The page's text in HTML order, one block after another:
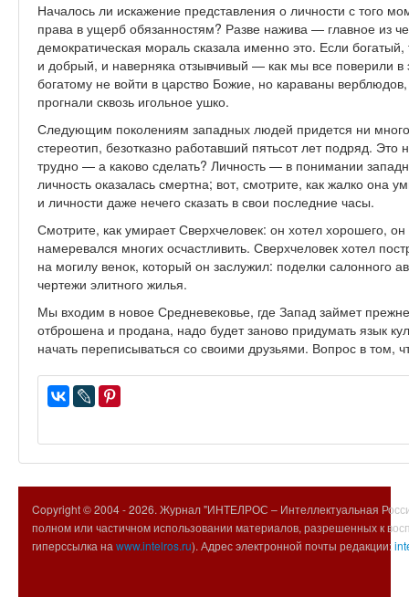
Началось ли искажение представления о личности с того
права в ущерб обязанностям? Разве нажива — главное из
демократическая мораль сказала именно это. Если
и добрый, и наверняка отзывчивый — как мы все поверили в
богатому не войти в царство Божие, но караваны
прогнали сквозь игольное ушко.
Следующим поколениям западных людей придется ни
стереотип, безотказно работавший пятьсот лет подряд. Это
трудно — а каково сделать? Личность — в понимании
личность оказалась смертна; вот, смотрите, как жалко она
и личности даже нечего сказать в свои последние часы.
Смотрите, как умирает Сверхчеловек: он хотел хорошего,
намеревался многих осчастливить. Сверхчеловек хотел
на могилу венок, который он заслужил: поделки салонного
чертежи элитного жилья.
Мы входим в новое Средневековье, где Запад займет
отброшена и продана, надо будет заново придумать язык
начать переписываться со своими друзьями. Вопрос в том,
Copyright © 2004 -2026. Журнал "ИНТЕЛРОС – Интеллектуальная
полном или частичном использовании материалов, разрешенных к
гиперссылка на www.intelros.ru). Адрес электронной почты редакции: